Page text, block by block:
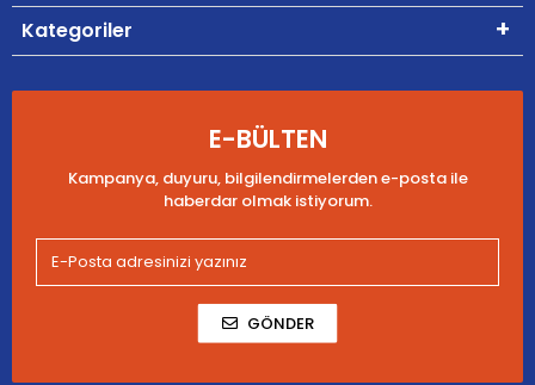
Kategoriler
E-BÜLTEN
Kampanya, duyuru, bilgilendirmelerden e-posta ile
haberdar olmak istiyorum.
GÖNDER